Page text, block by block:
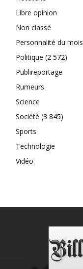
Libre opinion
Non classé
Personnalité du mois
Politique (2 572)
Publireportage
Rumeurs
Science
Société (3 845)
Sports
Technologie
Vidéo